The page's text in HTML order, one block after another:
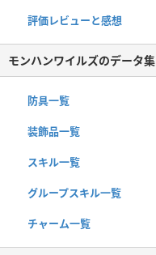
評価レビューと感想
モンハンワイルズのデータ集
防具一覧
装飾品一覧
スキル一覧
グループスキル一覧
チャーム一覧